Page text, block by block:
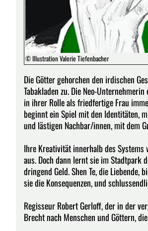
© Illustration Valerie Tiefenbacher
Die Götter gehorchen den irdischen
Tabakladen zu. Die Neo-
in ihrer Rolle als friedfertige Frau
beginnt ein Spiel mit den Identitäten,
und lästigen Nachbar/innen, mit dem
Ihre Kreativität innerhalb des Systems
aus. Doch dann lernt sie im Stadtpark
dringend Geld. Shen Te, die
sie die Konsequenzen, und
Regisseur Robert Gerloff, der in der
Brecht nach Menschen und Göttern,